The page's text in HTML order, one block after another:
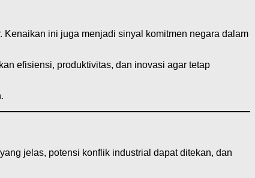
ini juga menjadi sinyal komitmen negara dalam
efisiensi, produktivitas, dan inovasi agar tetap
jelas, potensi konflik industrial dapat ditekan, dan